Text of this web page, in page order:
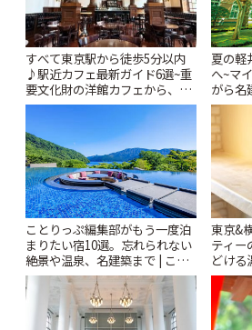
すべて東京駅から徒歩5分以内
♪駅近カフェ最新ガイド6選~重
要文化財の洋館カフェから、改
札すぐのレトロ喫茶まで~ | こと
夏の軽
へ~マ
がら名
~ | こ
ことりっぷ編集部がもう一度泊
まりたい宿10選。忘れられない
絶景や温泉、名建築まで | こと
りっぷ
東京&
ティー
どける
される
ぷ